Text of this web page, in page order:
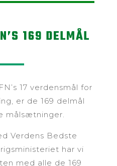
169 DELMÅL
17 verdensmål for
er de 169 delmål
målsætninger.
Verdens Bedste
har vi
med alle de 169